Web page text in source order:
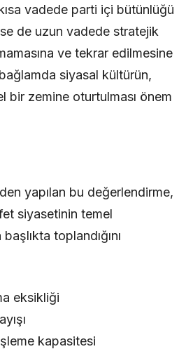
vadede parti içi bütünlüğü
de uzun vadede stratejik
ve tekrar edilmesine
siyasal kültürün,
bir zemine oturtulması önem
yapılan bu değerlendirme,
siyasetinin temel
toplandığını
eksikliği
kapasitesi